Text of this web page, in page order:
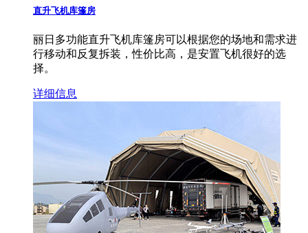
直升飞机库篷房
丽日多功能直升飞机库篷房可以根据您的场地和需求进
行移动和反复拆装，性价比高，是安置飞机很好的选
择。
详细信息